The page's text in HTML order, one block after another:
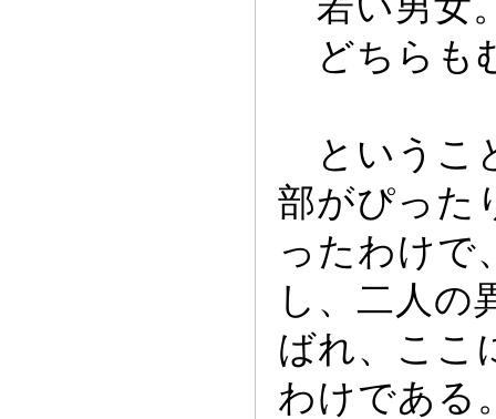
どちらも
というこ
部がぴっ た
っ たわけで
し、二人の
ばれ、ここ
わけである